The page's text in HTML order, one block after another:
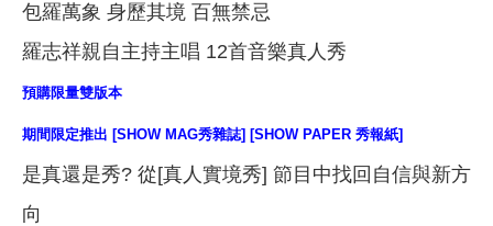
包羅萬象 身歷其境 百無禁忌
羅志祥親自主持主唱 12首音樂真人秀
預購限量雙版本
期間限定推出 [SHOW MAG秀雜誌] [SHOW PAPER 秀報紙]
是真還是秀? 從[真人實境秀] 節目中找回自信與新方
向